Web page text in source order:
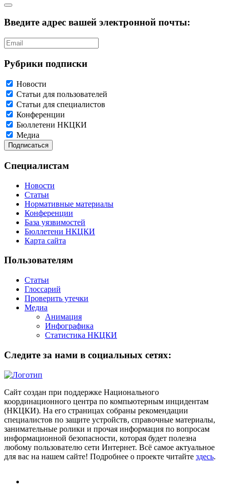
Введите адрес вашей электронной почты:
Рубрики подписки
Новости
Статьи для пользователей
Статьи для специалистов
Конференции
Бюллетени НКЦКИ
Медиа
Специалистам
Новости
Статьи
Нормативные материалы
Конференции
База уязвимостей
Бюллетени НКЦКИ
Карта сайта
Пользователям
Статьи
Глоссарий
Проверить утечки
Медиа
Анимация
Инфографика
Статистика НКЦКИ
Следите за нами в социальных сетях:
Сайт создан при поддержке Национального
координационного центра по компьютерным инцидентам
(НКЦКИ). На его страницах собраны рекомендации
специалистов по защите устройств, справочные материалы,
занимательные ролики и прочая информация по вопросам
информационной безопасности, которая будет полезна
любому пользователю сети Интернет. Всё самое актуальное
для вас на нашем сайте! Подробнее о проекте читайте здесь.